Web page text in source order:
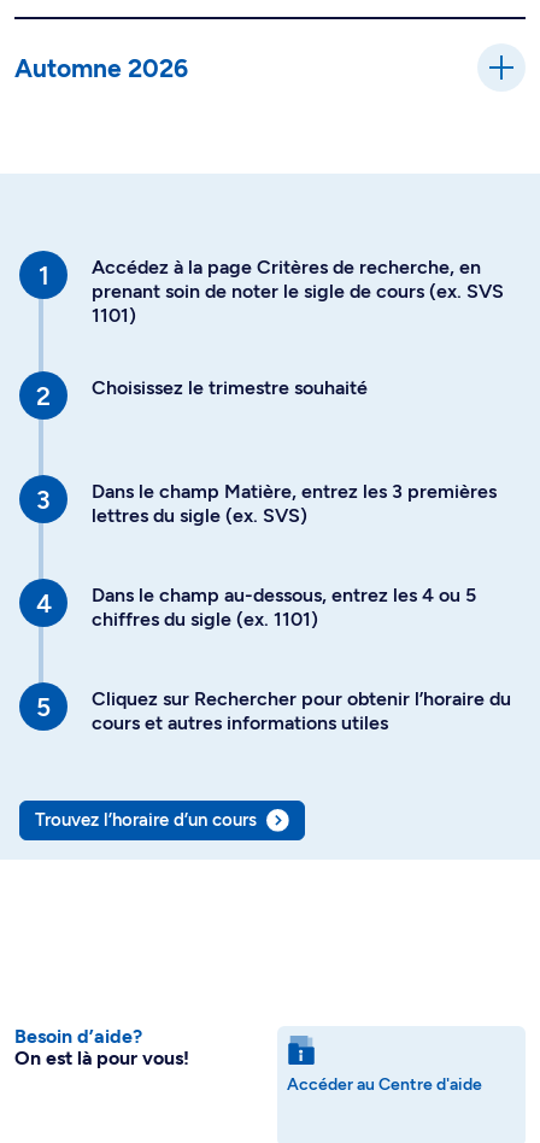
Automne 2026
Accédez à la page Critères de recherche, en
prenant soin de noter le sigle de cours (ex. SVS
1101)
Choisissez le trimestre souhaité
Dans le champ Matière, entrez les 3 premières
lettres du sigle (ex. SVS)
Dans le champ au-dessous, entrez les 4 ou 5
chiffres du sigle (ex. 1101)
Cliquez sur Rechercher pour obtenir l’horaire du
cours et autres informations utiles
Trouvez l’horaire d’un cours
Besoin d’aide?
On est là pour vous!
Accéder au Centre d'aide